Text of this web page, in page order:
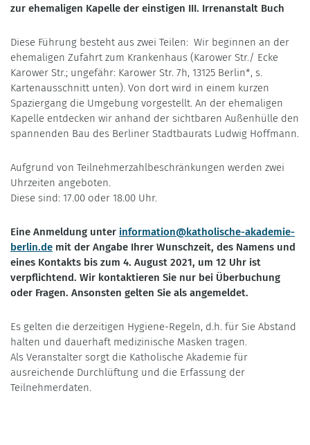
zur ehemaligen Kapelle der einstigen III. Irrenanstalt Buch
Diese Führung besteht aus zwei Teilen: Wir beginnen an der
ehemaligen Zufahrt zum Krankenhaus (Karower Str./ Ecke
Karower Str.; ungefähr: Karower Str. 7h, 13125 Berlin*, s.
Kartenausschnitt unten). Von dort wird in einem kurzen
Spaziergang die Umgebung vorgestellt. An der ehemaligen
Kapelle entdecken wir anhand der sichtbaren Außenhülle den
spannenden Bau des Berliner Stadtbaurats Ludwig Hoffmann.
Aufgrund von Teilnehmerzahlbeschränkungen werden zwei
Uhrzeiten angeboten.
Diese sind: 17.00 oder 18.00 Uhr.
Eine Anmeldung unter information@katholische-akademie-
berlin.de mit der Angabe Ihrer Wunschzeit, des Namens und
eines Kontakts bis zum 4. August 2021, um 12 Uhr ist
verpflichtend. Wir kontaktieren Sie nur bei Überbuchung
oder Fragen. Ansonsten gelten Sie als angemeldet.
Es gelten die derzeitigen Hygiene-Regeln, d.h. für Sie Abstand
halten und dauerhaft medizinische Masken tragen.
Als Veranstalter sorgt die Katholische Akademie für
ausreichende Durchlüftung und die Erfassung der
Teilnehmerdaten.